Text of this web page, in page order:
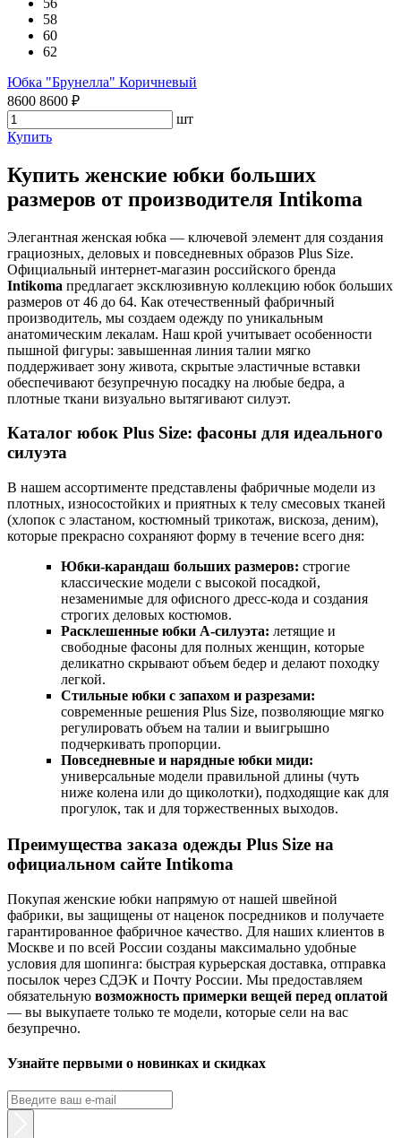
58
60
62
Юбка "Брунелла" Коричневый
8600 8600 ₽
шт
Купить
Купить женские юбки больших
размеров от производителя Intikoma
Элегантная женская юбка — ключевой элемент для создания
грациозных, деловых и повседневных образов Plus Size.
Официальный интернет-магазин российского бренда
Intikoma предлагает эксклюзивную коллекцию юбок больших
размеров от 46 до 64. Как отечественный фабричный
производитель, мы создаем одежду по уникальным
анатомическим лекалам. Наш крой учитывает особенности
пышной фигуры: завышенная линия талии мягко
поддерживает зону живота, скрытые эластичные вставки
обеспечивают безупречную посадку на любые бедра, а
плотные ткани визуально вытягивают силуэт.
Каталог юбок Plus Size: фасоны для идеального
силуэта
В нашем ассортименте представлены фабричные модели из
плотных, износостойких и приятных к телу смесовых тканей
(хлопок с эластаном, костюмный трикотаж, вискоза, деним),
которые прекрасно сохраняют форму в течение всего дня:
Юбки-карандаш больших размеров: строгие
классические модели с высокой посадкой,
незаменимые для офисного дресс-кода и создания
строгих деловых костюмов.
Расклешенные юбки А-силуэта: летящие и
свободные фасоны для полных женщин, которые
деликатно скрывают объем бедер и делают походку
легкой.
Стильные юбки с запахом и разрезами:
современные решения Plus Size, позволяющие мягко
регулировать объем на талии и выигрышно
подчеркивать пропорции.
Повседневные и нарядные юбки миди:
универсальные модели правильной длины (чуть
ниже колена или до щиколотки), подходящие как для
прогулок, так и для торжественных выходов.
Преимущества заказа одежды Plus Size на
официальном сайте Intikoma
Покупая женские юбки напрямую от нашей швейной
фабрики, вы защищены от наценок посредников и получаете
гарантированное фабричное качество. Для наших клиентов в
Москве и по всей России созданы максимально удобные
условия для шопинга: быстрая курьерская доставка, отправка
посылок через СДЭК и Почту России. Мы предоставляем
обязательную возможность примерки вещей перед оплатой
— вы выкупаете только те модели, которые сели на вас
безупречно.
Узнайте первыми о новинках и скидках